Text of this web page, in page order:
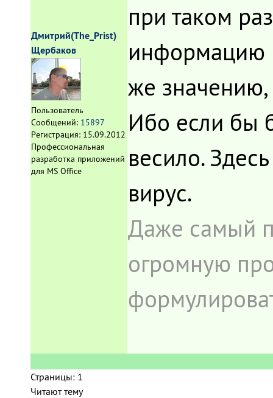
Дмитрий(The_Prist)
Щербаков
Пользователь
Сообщений: 15897
Регистрация: 15.09.2012
Профессиональная
разработка приложений
для MS Office
при таком
информацию
же значению,
Ибо если бы
весило.
вирус.
Даже самый
огромную
Страницы: 1
Читают тему